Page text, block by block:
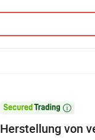

Herstellung von